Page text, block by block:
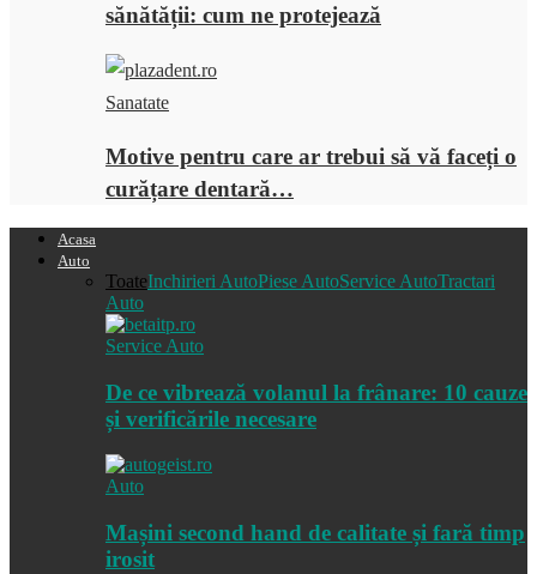
sănătății: cum ne protejează
Sanatate
Motive pentru care ar trebui să vă faceți o
curățare dentară…
Acasa
Auto
ToateInchirieri AutoPiese AutoService AutoTractari
Auto
Service Auto
De ce vibrează volanul la frânare: 10 cauze
și verificările necesare
Auto
Mașini second hand de calitate și fară timp
irosit